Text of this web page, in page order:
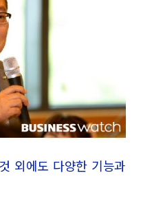
외에도 다양한 기능과